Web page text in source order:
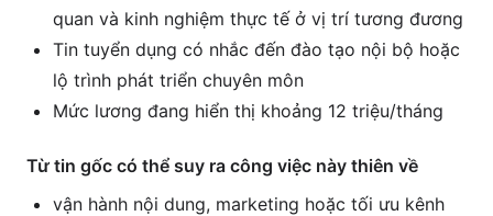
quan và kinh nghiệm thực tế ở vị trí tương đương
Tin tuyển dụng có nhắc đến đào tạo nội bộ hoặc
lộ trình phát triển chuyên môn
Mức lương đang hiển thị khoảng 12 triệu/tháng
Từ tin gốc có thể suy ra công việc này thiên về
vận hành nội dung, marketing hoặc tối ưu kênh